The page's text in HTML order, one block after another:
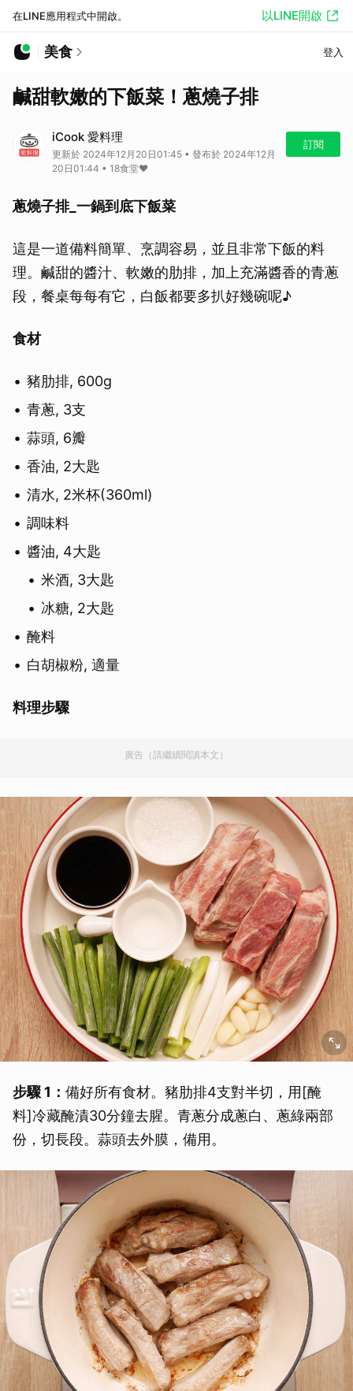
在LINE應用程式中開啟。 以LINE開啟
美食 登入
鹹甜軟嫩的下飯菜！蔥燒子排
iCook 愛料理
更新於 2024年12月20日01:45 • 發布於 2024年12月
20日01:44 • 18食堂♥︎
訂閱
蔥燒子排_一鍋到底下飯菜
這是一道備料簡單、烹調容易，並且非常下飯的料
理。鹹甜的醬汁、軟嫩的肋排，加上充滿醬香的青蔥
段，餐桌每每有它，白飯都要多扒好幾碗呢♪
食材
豬肋排, 600g
青蔥, 3支
蒜頭, 6瓣
香油, 2大匙
清水, 2米杯(360ml)
調味料
醬油, 4大匙
米酒, 3大匙
冰糖, 2大匙
醃料
白胡椒粉, 適量
料理步驟
廣告（請繼續閱讀本文）
步驟 1： 備好所有食材。豬肋排4支對半切，用[醃
料]冷藏醃漬30分鐘去腥。青蔥分成蔥白、蔥綠兩部
份，切長段。蒜頭去外膜，備用。